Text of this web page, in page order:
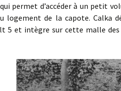
permet d’accéder à un petit
logement de la capote. Calka
5 et intègre sur cette malle